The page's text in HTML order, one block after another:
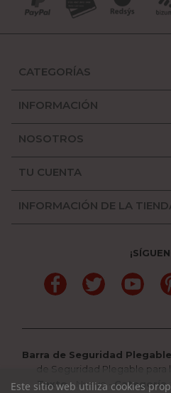
CATEGORÍAS
INFORMACIÓN
NOSOTROS
TU CUENTA
INFORMACIÓN DE LA
FacebookTwitter
Barra de Seguridad
de Seguridad Plegable para
Texto: Nuevo-Categoría
Este sitio web utiliza cookies